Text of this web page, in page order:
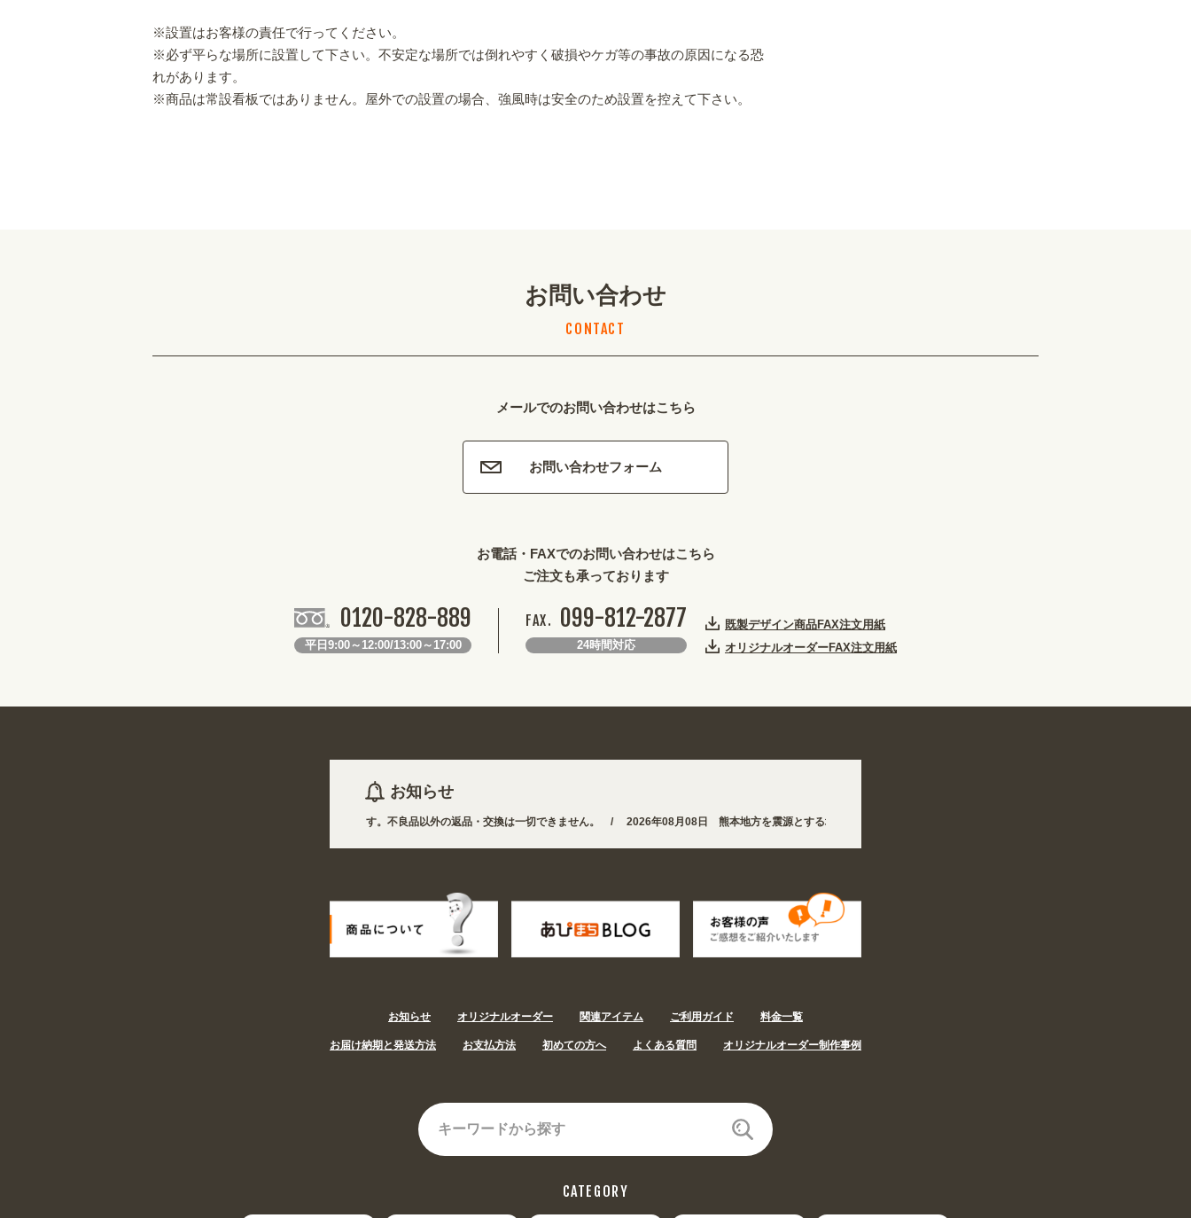
※設置はお客様の責任で行ってください。
※必ず平らな場所に設置して下さい。不安定な場所では倒れやすく破損やケガ等の事故の原因になる恐
れがあります。
※商品は常設看板ではありません。屋外での設置の場合、強風時は安全のため設置を控えて下さい。
お問い合わせ
CONTACT
メールでのお問い合わせはこちら
お問い合わせフォーム
お電話・FAXでのお問い合わせはこちら
ご注文も承っております
0120-828-889
平日9:00～12:00/13:00～17:00
FAX. 099-812-2877
24時間対応
既製デザイン商品FAX注文用紙
オリジナルオーダーFAX注文用紙
お知らせ
月08日 商品は一部(ポール・注水台など)を除き受注生産となります。不良品以外の返品・交換は一切できません。 /
2026年08月08日 熊本地方を震源とする地震の影響で、各地において道路状況の悪化や交通規制により配送に遅延が生じ
お知らせ オリジナルオーダー 関連アイテム ご利用ガイド 料金一覧
お届け納期と発送方法 お支払方法 初めての方へ よくある質問 オリジナルオーダー制作事例
CATEGORY